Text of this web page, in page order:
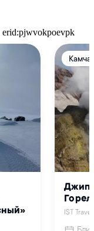
erid:pjwvokpoevpk